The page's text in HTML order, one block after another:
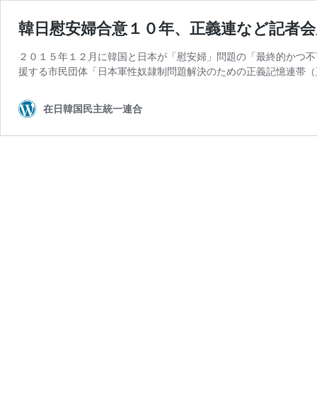
韓日慰安婦合意１０年、正義連など記者
２０１５年１２月に韓国と日本が「慰安婦」問題の「最終的かつ
援する市民団体「日本軍性奴隷制問題解決のための正義記憶連帯
在日韓国民主統一連合